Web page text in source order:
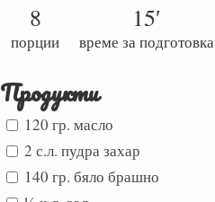
8 15′
порции време за подготовка
Продукти
120 гр. масло
2 с.л. пудра захар
140 гр. бяло брашно